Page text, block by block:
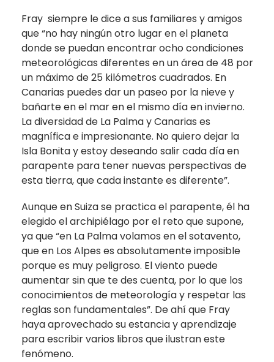
Fray siempre le dice a sus familiares y amigos
que “no hay ningún otro lugar en el planeta
donde se puedan encontrar ocho condiciones
meteorológicas diferentes en un área de 48 por
un máximo de 25 kilómetros cuadrados. En
Canarias puedes dar un paseo por la nieve y
bañarte en el mar en el mismo día en invierno.
La diversidad de La Palma y Canarias es
magnífica e impresionante. No quiero dejar la
Isla Bonita y estoy deseando salir cada día en
parapente para tener nuevas perspectivas de
esta tierra, que cada instante es diferente”.
Aunque en Suiza se practica el parapente, él ha
elegido el archipiélago por el reto que supone,
ya que “en La Palma volamos en el sotavento,
que en Los Alpes es absolutamente imposible
porque es muy peligroso. El viento puede
aumentar sin que te des cuenta, por lo que los
conocimientos de meteorología y respetar las
reglas son fundamentales”. De ahí que Fray
haya aprovechado su estancia y aprendizaje
para escribir varios libros que ilustran este
fenómeno.